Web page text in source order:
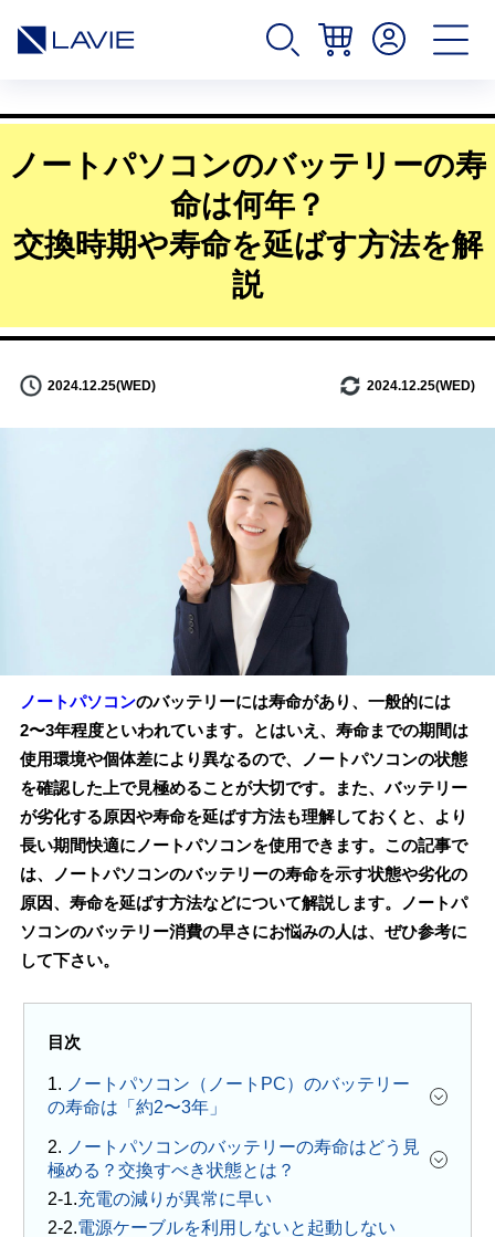
ノートパソコンのバッテリーの寿
命は何年？
交換時期や寿命を延ばす方法を解
説
2024.12.25(WED) 2024.12.25(WED)
ノートパソコンのバッテリーには寿命があり、一般的には
2〜3年程度といわれています。とはいえ、寿命までの期間は
使用環境や個体差により異なるので、ノートパソコンの状態
を確認した上で見極めることが大切です。また、バッテリー
が劣化する原因や寿命を延ばす方法も理解しておくと、より
長い期間快適にノートパソコンを使用できます。この記事で
は、ノートパソコンのバッテリーの寿命を示す状態や劣化の
原因、寿命を延ばす方法などについて解説します。ノートパ
ソコンのバッテリー消費の早さにお悩みの人は、ぜひ参考に
して下さい。
目次
1. ノートパソコン（ノートPC）のバッテリー
の寿命は「約2〜3年」
2. ノートパソコンのバッテリーの寿命はどう見
極める？交換すべき状態とは？
充電の減りが異常に早い
電源ケーブルを利用しないと起動しない